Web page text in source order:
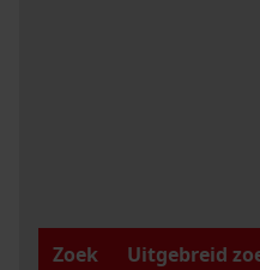
Zoek
Uitgebreid